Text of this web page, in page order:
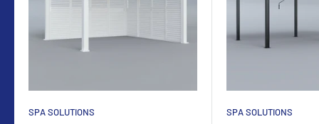
SPA SOLUTIONS SPA SOLUTIONS